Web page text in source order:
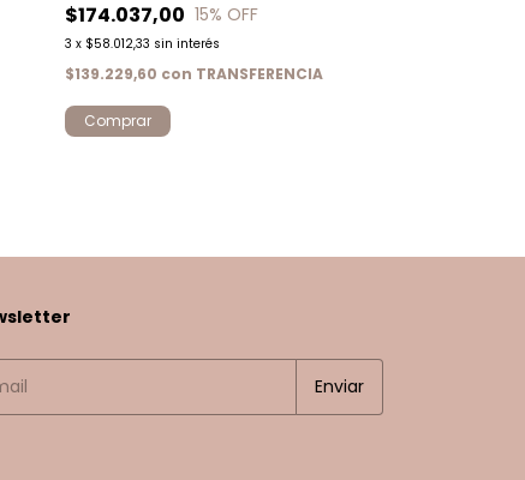
$174.037,00 15% OFF
3 x $58.012,33 sin interés
$139.229,60 con TRANSFERENCIA
Comprar